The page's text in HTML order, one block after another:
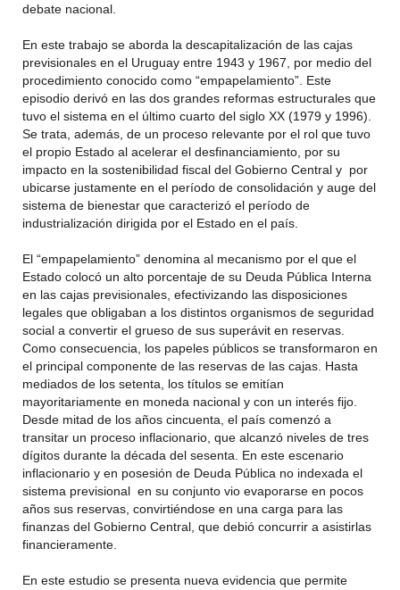
debate nacional.
En este trabajo se aborda la descapitalización de las cajas
previsionales en el Uruguay entre 1943 y 1967, por medio del
procedimiento conocido como “empapelamiento”. Este
episodio derivó en las dos grandes reformas estructurales que
tuvo el sistema en el último cuarto del siglo XX (1979 y 1996).
Se trata, además, de un proceso relevante por el rol que tuvo
el propio Estado al acelerar el desfinanciamiento, por su
impacto en la sostenibilidad fiscal del Gobierno Central y por
ubicarse justamente en el período de consolidación y auge del
sistema de bienestar que caracterizó el período de
industrialización dirigida por el Estado en el país.
El “empapelamiento” denomina al mecanismo por el que el
Estado colocó un alto porcentaje de su Deuda Pública Interna
en las cajas previsionales, efectivizando las disposiciones
legales que obligaban a los distintos organismos de seguridad
social a convertir el grueso de sus superávit en reservas.
Como consecuencia, los papeles públicos se transformaron en
el principal componente de las reservas de las cajas. Hasta
mediados de los setenta, los títulos se emitían
mayoritariamente en moneda nacional y con un interés fijo.
Desde mitad de los años cincuenta, el país comenzó a
transitar un proceso inflacionario, que alcanzó niveles de tres
dígitos durante la década del sesenta. En este escenario
inflacionario y en posesión de Deuda Pública no indexada el
sistema previsional en su conjunto vio evaporarse en pocos
años sus reservas, convirtiéndose en una carga para las
finanzas del Gobierno Central, que debió concurrir a asistirlas
financieramente.
En este estudio se presenta nueva evidencia que permite